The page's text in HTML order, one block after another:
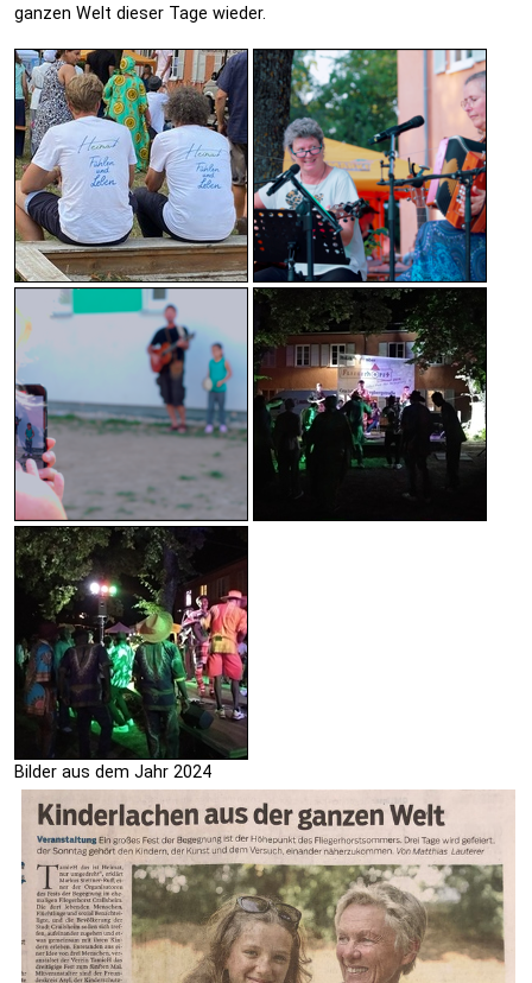
ganzen Welt dieser Tage wieder.
Bilder aus dem Jahr 2024